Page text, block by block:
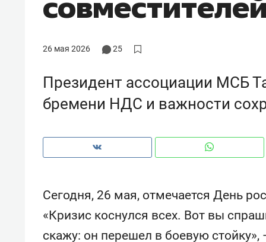
26 мая 2026 25
Президент ассоциации МСБ
бремени НДС и важности
Сегодня, 26 мая, отмечается День
«Кризис коснулся всех. Вот вы
скажу: он перешел в боевую
Рекомендуем
Как ГК «МИР ГРУПП» и ВТБ
создают оазис жилого
комфорта под Казанью
150
ID